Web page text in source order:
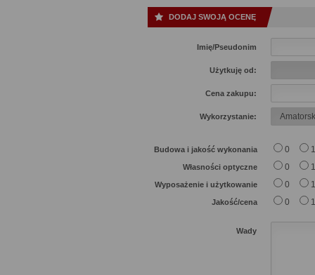
DODAJ SWOJĄ OCENĘ
Imię/Pseudonim
Użytkuję od:
Cena zakupu:
Wykorzystanie:
Budowa i jakość wykonania 0 1
Własności optyczne 0 1
Wyposażenie i użytkowanie 0 1
Jakość/cena 0 1
Wady